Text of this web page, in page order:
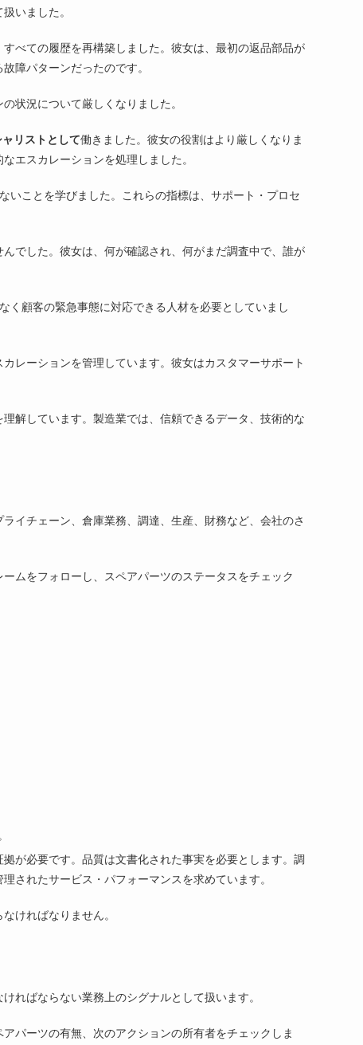
いました。
べての履歴を再構築しました。彼女は、最初の返品部品が
障パターンだったのです。
状況について厳しくなりました。
リストとして働きました。彼女の役割はより厳しくなりま
エスカレーションを処理しました。
いことを学びました。これらの指標は、サポート・プロセ
でした。彼女は、何が確認され、何がまだ調査中で、誰が
く顧客の緊急事態に対応できる人材を必要としていまし
レーションを管理しています。彼女はカスタマーサポート
解しています。製造業では、信頼できるデータ、技術的な
イチェーン、倉庫業務、調達、生産、財務など、会社のさ
ムをフォローし、スペアパーツのステータスをチェック
が必要です。品質は文書化された事実を必要とします。調
されたサービス・パフォーマンスを求めています。
ければなりません。
ればならない業務上のシグナルとして扱います。
パーツの有無、次のアクションの所有者をチェックしま